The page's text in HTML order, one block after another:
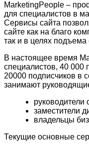
MarketingPeople –
для специалистов в
Сервисы сайта
сайте как на благо
так и в целях подъема
В настоящее время
специалистов, 40 000
20000 подписчиков в
занимают
руководители
заместители
владельцы
Текущие основные